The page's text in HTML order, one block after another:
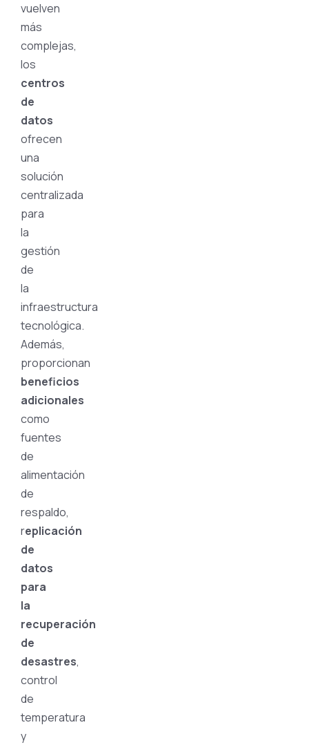
vuelven
más
complejas,
los
centros
de
datos
ofrecen
una
solución
centralizada
para
la
gestión
de
la
infraestructura
tecnológica.
Además,
proporcionan
beneficios
adicionales
como
fuentes
de
alimentación
de
respaldo,
replicación
de
datos
para
la
recuperación
de
desastres,
control
de
temperatura
y